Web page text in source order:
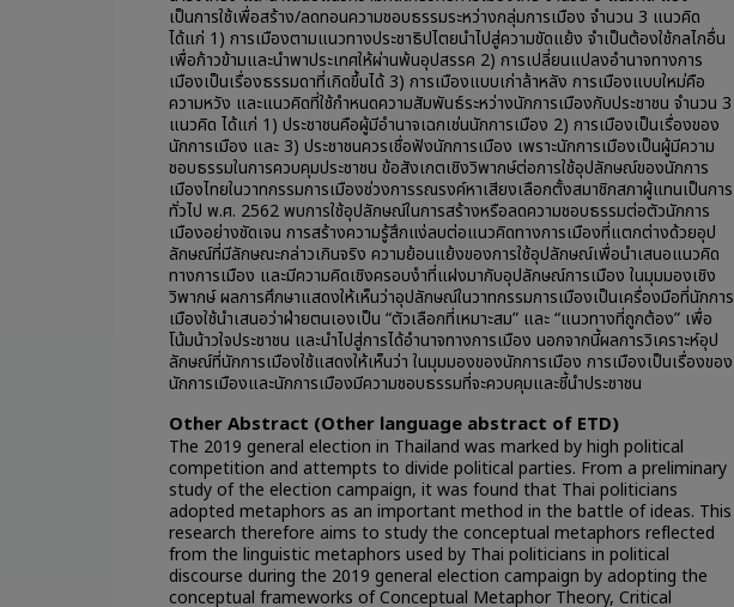
เป็นการใช้เพื่อสร้าง/ลดทอนความชอบธรรมระหว่างกลุ่มการเมือง จำนวน 3 แนวคิด
ได้แก่ 1) การเมืองตามแนวทางประชาธิปไตยนำไปสู่ความขัดแย้ง จำเป็นต้องใช้กลไกอื่น
เพื่อก้าวข้ามและนำพาประเทศให้ผ่านพ้นอุปสรรค 2) การเปลี่ยนแปลงอำนาจทางการ
เมืองเป็นเรื่องธรรมดาที่เกิดขึ้นได้ 3) การเมืองแบบเก่าล้าหลัง การเมืองแบบใหม่คือ
ความหวัง และแนวคิดที่ใช้กำหนดความสัมพันธ์ระหว่างนักการเมืองกับประชาชน จำนวน 3
แนวคิด ได้แก่ 1) ประชาชนคือผู้มีอำนาจเฉกเช่นนักการเมือง 2) การเมืองเป็นเรื่องของ
นักการเมือง และ 3) ประชาชนควรเชื่อฟังนักการเมือง เพราะนักการเมืองเป็นผู้มีความ
ชอบธรรมในการควบคุมประชาชน ข้อสังเกตเชิงวิพากษ์ต่อการใช้อุปลักษณ์ของนักการ
เมืองไทยในวาทกรรมการเมืองช่วงการรณรงค์หาเสียงเลือกตั้งสมาชิกสภาผู้แทนเป็นการ
ทั่วไป พ.ศ. 2562 พบการใช้อุปลักษณ์ในการสร้างหรือลดความชอบธรรมต่อตัวนักการ
เมืองอย่างชัดเจน การสร้างความรู้สึกแง่ลบต่อแนวคิดทางการเมืองที่แตกต่างด้วยอุป
ลักษณ์ที่มีลักษณะกล่าวเกินจริง ความย้อนแย้งของการใช้อุปลักษณ์เพื่อนำเสนอแนวคิด
ทางการเมือง และมีความคิดเชิงครอบงำที่แฝงมากับอุปลักษณ์การเมือง ในมุมมองเชิง
วิพากษ์ ผลการศึกษาแสดงให้เห็นว่าอุปลักษณ์ในวาทกรรมการเมืองเป็นเครื่องมือที่นักการ
เมืองใช้นำเสนอว่าฝ่ายตนเองเป็น “ตัวเลือกที่เหมาะสม” และ “แนวทางที่ถูกต้อง” เพื่อ
โน้มน้าวใจประชาชน และนำไปสู่การได้อำนาจทางการเมือง นอกจากนี้ผลการวิเคราะห์อุป
ลักษณ์ที่นักการเมืองใช้แสดงให้เห็นว่า ในมุมมองของนักการเมือง การเมืองเป็นเรื่องของ
นักการเมืองและนักการเมืองมีความชอบธรรมที่จะควบคุมและชี้นำประชาชน
Other Abstract (Other language abstract of ETD)
The 2019 general election in Thailand was marked by high political
competition and attempts to divide political parties. From a preliminary
study of the election campaign, it was found that Thai politicians
adopted metaphors as an important method in the battle of ideas. This
research therefore aims to study the conceptual metaphors reflected
from the linguistic metaphors used by Thai politicians in political
discourse during the 2019 general election campaign by adopting the
conceptual frameworks of Conceptual Metaphor Theory, Critical